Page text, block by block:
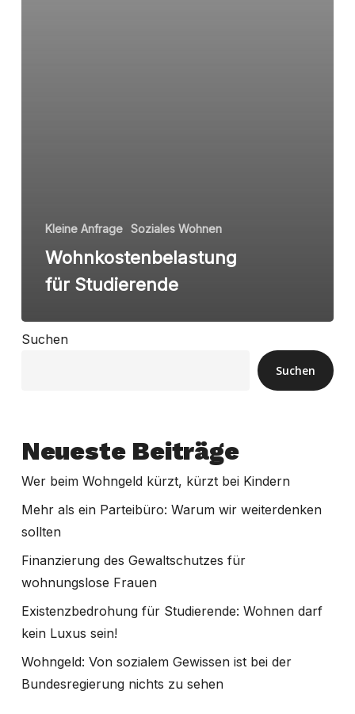
Kleine Anfrage Soziales Wohnen
Wohnkostenbelastung
für Studierende
Suchen
Suchen
Neueste Beiträge
Wer beim Wohngeld kürzt, kürzt bei Kindern
Mehr als ein Parteibüro: Warum wir weiterdenken
sollten
Finanzierung des Gewaltschutzes für
wohnungslose Frauen
Existenzbedrohung für Studierende: Wohnen darf
kein Luxus sein!
Wohngeld: Von sozialem Gewissen ist bei der
Bundesregierung nichts zu sehen